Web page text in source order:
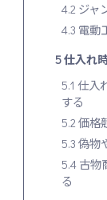
4.2 ジャ
4.3 電動
5仕入れ
5.1 仕入
する
5.2 価格
5.3 偽物
5.4 古物
る